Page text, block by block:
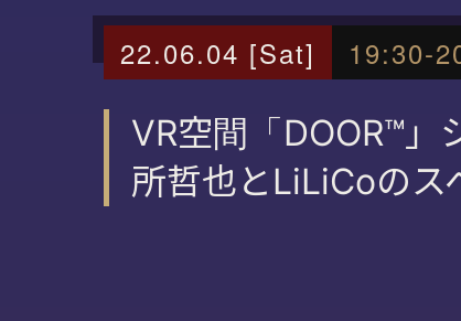
22.06.04 [Sat] 19:30-
VR空間「DOOR™」
所哲也とLiLiCoのス